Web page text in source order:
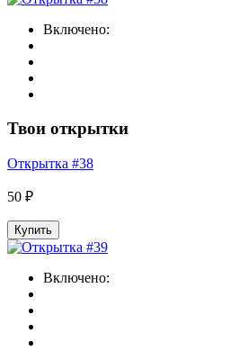
Включено:
Твои открытки
Открытка #38
50 ₽
Купить
Включено: